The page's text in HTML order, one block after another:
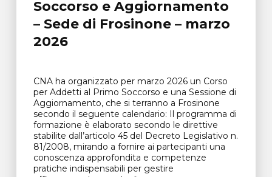
Soccorso e Aggiornamento
– Sede di Frosinone – marzo
2026
CNA ha organizzato per marzo 2026 un Corso
per Addetti al Primo Soccorso e una Sessione di
Aggiornamento, che si terranno a Frosinone
secondo il seguente calendario: Il programma di
formazione è elaborato secondo le direttive
stabilite dall’articolo 45 del Decreto Legislativo n.
81/2008, mirando a fornire ai partecipanti una
conoscenza approfondita e competenze
pratiche indispensabili per gestire